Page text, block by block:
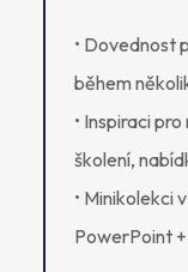
• Dovednost
během
• Inspiraci
školení,
• Minikolekci
PowerPoint